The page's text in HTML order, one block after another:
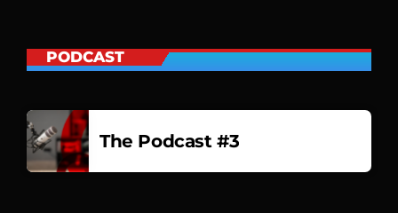
PODCAST
The Podcast #3